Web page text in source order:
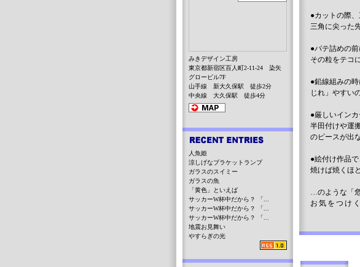
●カットの際
三角に尖った
●パテ詰めの
その粒をテコ
●鉛線組みの
じれ」やすい
●厳しいインカ
半田付けや運
のピースが出
●絵付け作品で
焼けば焼くほ
…のような「
お気をつけ
みきデザイン工房
東京都新宿区百人町2-11-24 染矢
グロービル7F
山手線 新大久保駅 徒歩2分
中央線 大久保駅 徒歩4分
人魚姫
涼しげなブラケットランプ
ガラスのスイミー
ガラスの魚
「黄色」といえば
サッカーW杯中だから？ 「...
サッカーW杯中だから？ 「...
サッカーW杯中だから？ 「...
地震お見舞い
やすらぎの光